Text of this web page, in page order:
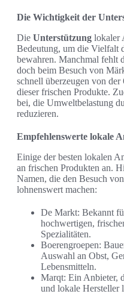
Die Wichtigkeit der
Die Unterstützung lokaler
Bedeutung, um die Vielfalt
bewahren. Manchmal fehlt
doch beim Besuch von
schnell überzeugen von
dieser frischen Produkte.
bei, die Umweltbelastung
reduzieren.
Empfehlenswerte lokale
Einige der besten lokalen
an frischen Produkten an.
Namen, die den Besuch
lohnenswert machen:
De Markt: Bekannt
hochwertigen,
Spezialitäten.
Boerengroepen:
Auswahl an Obst,
Lebensmitteln.
Marqt: Ein Anbieter,
und lokale Hersteller